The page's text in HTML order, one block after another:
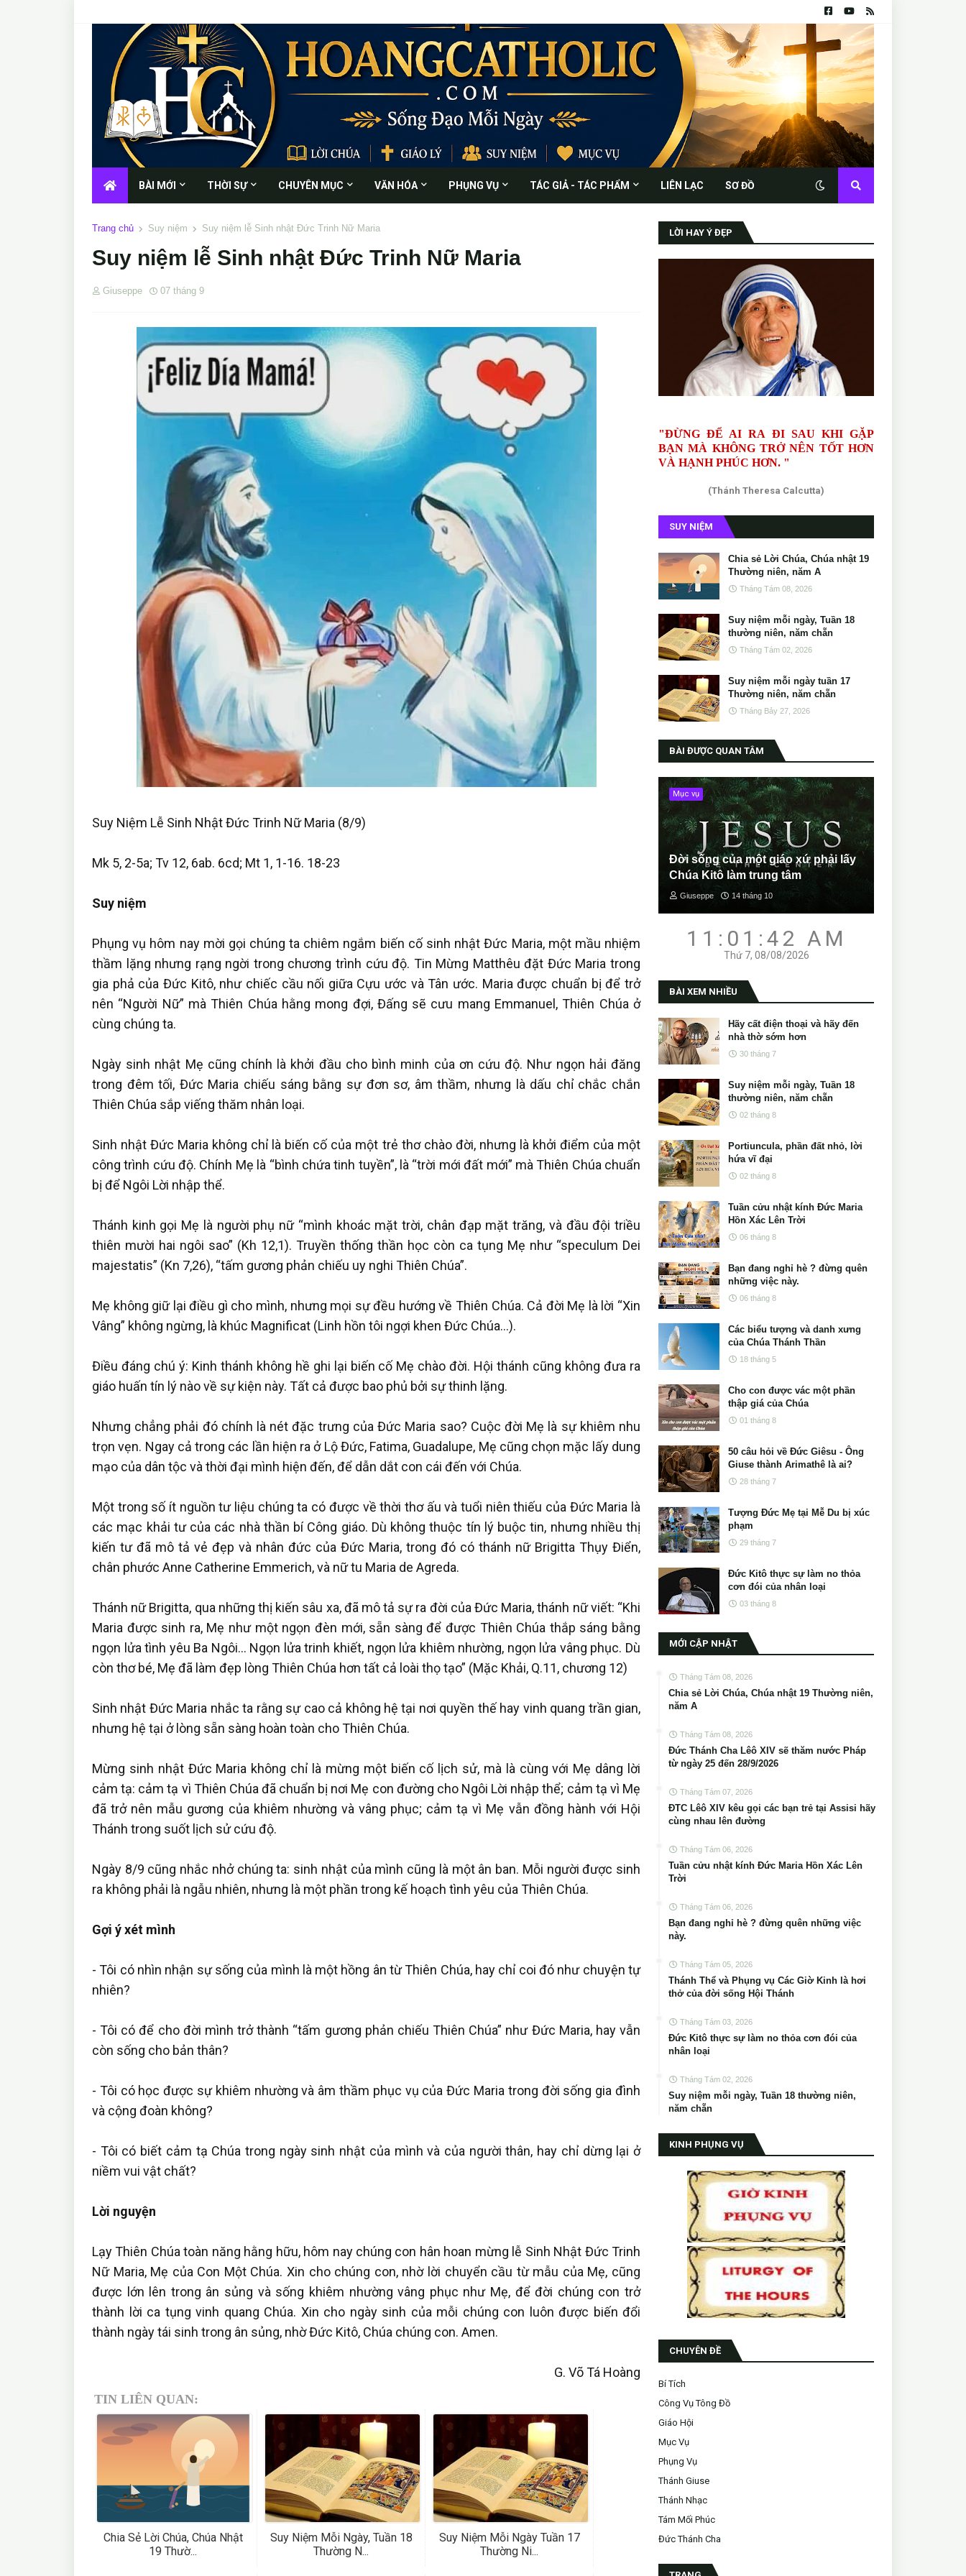
BÀI MỚI THỜI SỰ CHUYÊN MỤC VĂN HÓA PHỤNG VỤ TÁC GIẢ - TÁC PHẨM LIÊN LẠC SƠ ĐỒ
Trang chủ Suy niệm Suy niệm lễ Sinh nhật Đức Trinh Nữ Maria
Suy niệm lễ Sinh nhật Đức Trinh Nữ Maria
Giuseppe 07 tháng 9
Suy Niệm Lễ Sinh Nhật Đức Trinh Nữ Maria (8/9)
Mk 5, 2-5a; Tv 12, 6ab. 6cd; Mt 1, 1-16. 18-23
Suy niệm
Phụng vụ hôm nay mời gọi chúng ta chiêm ngắm biến cố sinh nhật Đức Maria, một mầu nhiệm
thầm lặng nhưng rạng ngời trong chương trình cứu độ. Tin Mừng Matthêu đặt Đức Maria trong
gia phả của Đức Kitô, như chiếc cầu nối giữa Cựu ước và Tân ước. Maria được chuẩn bị để trở
nên “Người Nữ” mà Thiên Chúa hằng mong đợi, Đấng sẽ cưu mang Emmanuel, Thiên Chúa ở
cùng chúng ta.
Ngày sinh nhật Mẹ cũng chính là khởi đầu cho bình minh của ơn cứu độ. Như ngọn hải đăng
trong đêm tối, Đức Maria chiếu sáng bằng sự đơn sơ, âm thầm, nhưng là dấu chỉ chắc chắn
Thiên Chúa sắp viếng thăm nhân loại.
Sinh nhật Đức Maria không chỉ là biến cố của một trẻ thơ chào đời, nhưng là khởi điểm của một
công trình cứu độ. Chính Mẹ là “bình chứa tinh tuyền”, là “trời mới đất mới” mà Thiên Chúa chuẩn
bị để Ngôi Lời nhập thể.
Thánh kinh gọi Mẹ là người phụ nữ “mình khoác mặt trời, chân đạp mặt trăng, và đầu đội triều
thiên mười hai ngôi sao” (Kh 12,1). Truyền thống thần học còn ca tụng Mẹ như “speculum Dei
majestatis” (Kn 7,26), “tấm gương phản chiếu uy nghi Thiên Chúa”.
Mẹ không giữ lại điều gì cho mình, nhưng mọi sự đều hướng về Thiên Chúa. Cả đời Mẹ là lời “Xin
Vâng” không ngừng, là khúc Magnificat (Linh hồn tôi ngợi khen Đức Chúa…).
Điều đáng chú ý: Kinh thánh không hề ghi lại biến cố Mẹ chào đời. Hội thánh cũng không đưa ra
giáo huấn tín lý nào về sự kiện này. Tất cả được bao phủ bởi sự thinh lặng.
Nhưng chẳng phải đó chính là nét đặc trưng của Đức Maria sao? Cuộc đời Mẹ là sự khiêm nhu
trọn vẹn. Ngay cả trong các lần hiện ra ở Lộ Đức, Fatima, Guadalupe, Mẹ cũng chọn mặc lấy dung
mạo của dân tộc và thời đại mình hiện đến, để dẫn dắt con cái đến với Chúa.
Một trong số ít nguồn tư liệu chúng ta có được về thời thơ ấu và tuổi niên thiếu của Đức Maria là
các mạc khải tư của các nhà thần bí Công giáo. Dù không thuộc tín lý buộc tin, nhưng nhiều thị
kiến tư đã mô tả vẻ đẹp và nhân đức của Đức Maria, trong đó có thánh nữ Brigitta Thụy Điển,
chân phước Anne Catherine Emmerich, và nữ tu Maria de Agreda.
Thánh nữ Brigitta, qua những thị kiến sâu xa, đã mô tả sự ra đời của Đức Maria, thánh nữ viết: “Khi
Maria được sinh ra, Mẹ như một ngọn đèn mới, sẵn sàng để được Thiên Chúa thắp sáng bằng
ngọn lửa tình yêu Ba Ngôi… Ngọn lửa trinh khiết, ngọn lửa khiêm nhường, ngọn lửa vâng phục. Dù
còn thơ bé, Mẹ đã làm đẹp lòng Thiên Chúa hơn tất cả loài thọ tạo” (Mặc Khải, Q.11, chương 12)
Sinh nhật Đức Maria nhắc ta rằng sự cao cả không hệ tại nơi quyền thế hay vinh quang trần gian,
nhưng hệ tại ở lòng sẵn sàng hoàn toàn cho Thiên Chúa.
Mừng sinh nhật Đức Maria không chỉ là mừng một biến cố lịch sử, mà là cùng với Mẹ dâng lời
cảm tạ: cảm tạ vì Thiên Chúa đã chuẩn bị nơi Mẹ con đường cho Ngôi Lời nhập thể; cảm tạ vì Mẹ
đã trở nên mẫu gương của khiêm nhường và vâng phục; cảm tạ vì Mẹ vẫn đồng hành với Hội
Thánh trong suốt lịch sử cứu độ.
Ngày 8/9 cũng nhắc nhở chúng ta: sinh nhật của mình cũng là một ân ban. Mỗi người được sinh
ra không phải là ngẫu nhiên, nhưng là một phần trong kế hoạch tình yêu của Thiên Chúa.
Gợi ý xét mình
- Tôi có nhìn nhận sự sống của mình là một hồng ân từ Thiên Chúa, hay chỉ coi đó như chuyện tự
nhiên?
- Tôi có để cho đời mình trở thành “tấm gương phản chiếu Thiên Chúa” như Đức Maria, hay vẫn
còn sống cho bản thân?
- Tôi có học được sự khiêm nhường và âm thầm phục vụ của Đức Maria trong đời sống gia đình
và cộng đoàn không?
- Tôi có biết cảm tạ Chúa trong ngày sinh nhật của mình và của người thân, hay chỉ dừng lại ở
niềm vui vật chất?
Lời nguyện
Lạy Thiên Chúa toàn năng hằng hữu, hôm nay chúng con hân hoan mừng lễ Sinh Nhật Đức Trinh
Nữ Maria, Mẹ của Con Một Chúa. Xin cho chúng con, nhờ lời chuyển cầu từ mẫu của Mẹ, cũng
được lớn lên trong ân sủng và sống khiêm nhường vâng phục như Mẹ, để đời chúng con trở
thành lời ca tụng vinh quang Chúa. Xin cho ngày sinh của mỗi chúng con luôn được biến đổi
thành ngày tái sinh trong ân sủng, nhờ Đức Kitô, Chúa chúng con. Amen.
G. Võ Tá Hoàng
TIN LIÊN QUAN:
Chia Sẻ Lời Chúa, Chúa Nhật
19 Thườ...
Suy Niệm Mỗi Ngày, Tuần 18
Thường N...
Suy Niệm Mỗi Ngày Tuần 17
Thường Ni...
LỜI HAY Ý ĐẸP
"ĐỪNG ĐỂ AI RA ĐI SAU KHI GẶP
BẠN MÀ KHÔNG TRỞ NÊN TỐT HƠN
VÀ HẠNH PHÚC HƠN. "
(Thánh Theresa Calcutta)
SUY NIỆM
Chia sẻ Lời Chúa, Chúa nhật 19
Thường niên, năm A
Tháng Tám 08, 2026
Suy niệm mỗi ngày, Tuần 18
thường niên, năm chẵn
Tháng Tám 02, 2026
Suy niệm mỗi ngày tuần 17
Thường niên, năm chẵn
Tháng Bảy 27, 2026
BÀI ĐƯỢC QUAN TÂM
Mục vụ
Đời sống của một giáo xứ phải lấy
Chúa Kitô làm trung tâm
Giuseppe 14 tháng 10
11:01:44 AM
Thứ 7, 08/08/2026
BÀI XEM NHIỀU
Hãy cất điện thoại và hãy đến
nhà thờ sớm hơn
30 tháng 7
Suy niệm mỗi ngày, Tuần 18
thường niên, năm chẵn
02 tháng 8
Portiuncula, phần đất nhỏ, lời
hứa vĩ đại
02 tháng 8
Tuần cửu nhật kính Đức Maria
Hồn Xác Lên Trời
06 tháng 8
Bạn đang nghỉ hè ? đừng quên
những việc này.
06 tháng 8
Các biểu tượng và danh xưng
của Chúa Thánh Thần
18 tháng 5
Cho con được vác một phần
thập giá của Chúa
01 tháng 8
50 câu hỏi về Đức Giêsu - Ông
Giuse thành Arimathê là ai?
28 tháng 7
Tượng Đức Mẹ tại Mễ Du bị xúc
phạm
29 tháng 7
Đức Kitô thực sự làm no thỏa
cơn đói của nhân loại
03 tháng 8
MỚI CẬP NHẬT
Tháng Tám 08, 2026
Chia sẻ Lời Chúa, Chúa nhật 19 Thường niên,
năm A
Tháng Tám 08, 2026
Đức Thánh Cha Lêô XIV sẽ thăm nước Pháp
từ ngày 25 đến 28/9/2026
Tháng Tám 07, 2026
ĐTC Lêô XIV kêu gọi các bạn trẻ tại Assisi hãy
cùng nhau lên đường
Tháng Tám 06, 2026
Tuần cửu nhật kính Đức Maria Hồn Xác Lên
Trời
Tháng Tám 06, 2026
Bạn đang nghỉ hè ? đừng quên những việc
này.
Tháng Tám 05, 2026
Thánh Thể và Phụng vụ Các Giờ Kinh là hơi
thở của đời sống Hội Thánh
Tháng Tám 03, 2026
Đức Kitô thực sự làm no thỏa cơn đói của
nhân loại
Tháng Tám 02, 2026
Suy niệm mỗi ngày, Tuần 18 thường niên,
năm chẵn
KINH PHỤNG VỤ
CHUYÊN ĐỀ
Bí Tích
Công Vụ Tông Đồ
Giáo Hội
Mục Vụ
Phụng Vụ
Thánh Giuse
Thánh Nhạc
Tám Mối Phúc
Đức Thánh Cha